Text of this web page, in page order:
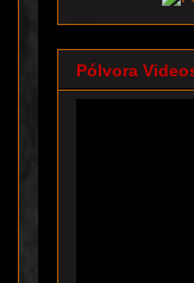
Pólvora